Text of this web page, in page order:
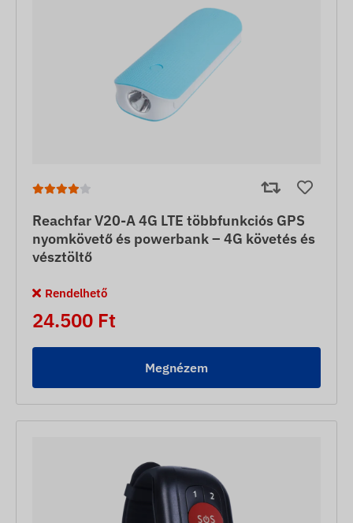
Reachfar V20-A 4G LTE többfunkciós GPS
nyomkövető és powerbank – 4G követés és
vésztöltő
Rendelhető
24.500 Ft
Megnézem